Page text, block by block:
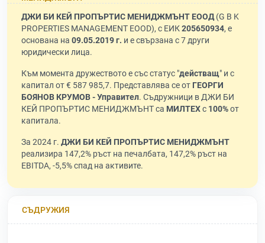
ДЖИ БИ КЕЙ ПРОПЪРТИС МЕНИДЖМЪНТ ЕООД(G B K
PROPERTIES MANAGEMENT EOOD), с ЕИК205650934, е
основана на 09.05.2019 г. и е свързана с 7 други
юридически лица.
Към момента дружеството е със статус "действащ" и с
капитал от € 587 985,7. Представлява се от ГЕОРГИ
БОЯНОВ КРУМОВ - Управител. Съдружници в ДЖИ БИ
КЕЙ ПРОПЪРТИС МЕНИДЖМЪНТ са МИЛТЕХс 100%от
капитала.
За 2024 г. ДЖИ БИ КЕЙ ПРОПЪРТИС МЕНИДЖМЪНТ
реализира 147,2% ръст на печалбата, 147,2% ръст на
EBITDA, -5,5% спад на активите.
СЪДРУЖИЯ